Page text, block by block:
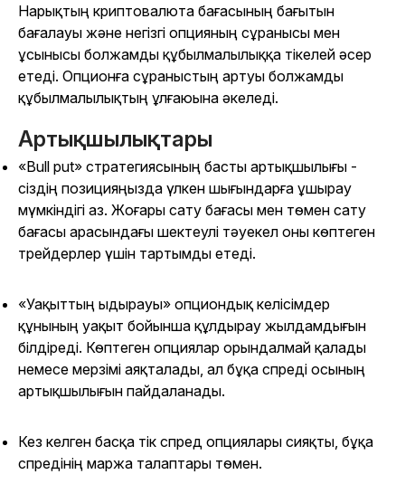
Нарықтың криптовалюта бағасының бағытын
бағалауы және негізгі опцияның сұранысы мен
ұсынысы болжамды құбылмалылыққа тікелей әсер
етеді. Опционға сұраныстың артуы болжамды
құбылмалылықтың ұлғаюына әкеледі.
Артықшылықтары
«Bull put» стратегиясының басты артықшылығы -
сіздің позицияңызда үлкен шығындарға ұшырау
мүмкіндігі аз. Жоғары сату бағасы мен төмен сату
бағасы арасындағы шектеулі тәуекел оны көптеген
трейдерлер үшін тартымды етеді.
«Уақыттың ыдырауы» опциондық келісімдер
құнының уақыт бойынша құлдырау жылдамдығын
білдіреді. Көптеген опциялар орындалмай қалады
немесе мерзімі аяқталады, ал бұқа спреді осының
артықшылығын пайдаланады.
Кез келген басқа тік спред опциялары сияқты, бұқа
спредінің маржа талаптары төмен.